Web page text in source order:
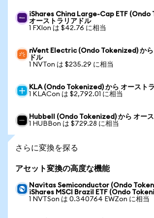
iShares China Large-Cap ETF (Ondo
オーストラリアドル
1 FXIon は $42.76 に相当
nVent Electric (Ondo Tokenized) から
ドル
1 NVTon は $235.29 に相当
KLA (Ondo Tokenized) から オースト
1 KLACon は $2,792.01 に相当
Hubbell (Ondo Tokenized) から オー
1 HUBBon は $729.28 に相当
さらに変換を探る
アセット変換の高度な機能
Navitas Semiconductor (Ondo
iShares MSCI Brazil ETF (Ondo
1 NVTSon は 0.340764 EWZon に相当